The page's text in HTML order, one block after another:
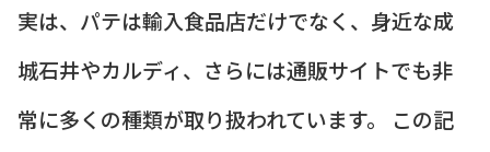
実は、パテは輸入食品店だけでなく、身近な成
城石井やカルディ、さらには通販サイトでも非
常に多くの種類が取り扱われています。 この記